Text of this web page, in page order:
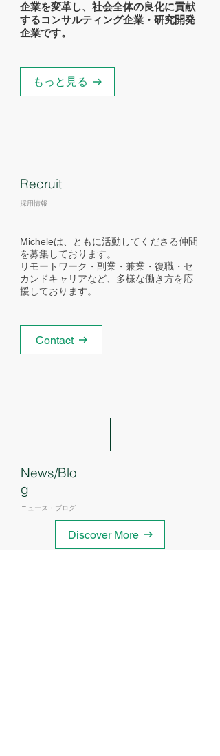
企業を変革し、社会全体の良化に貢献
するコンサルティング企業・研究開発
企業です。
もっと見る
Recruit
採用情報
Micheleは、ともに活動してくださる仲間
を募集しております。
リモートワーク・副業・兼業・復職・セ
カンドキャリアなど、多様な働き方を応
援しております。
Contact
News/Blo
g
ニュース・ブログ
Discover More